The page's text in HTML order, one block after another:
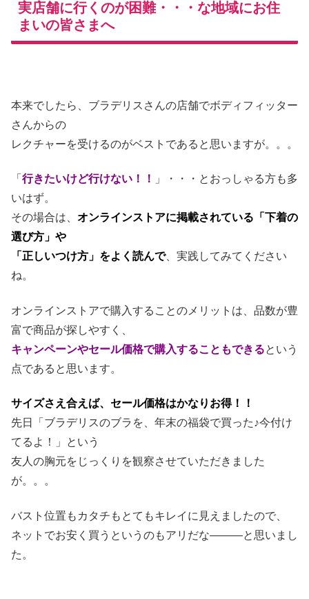
実店舗に行くのが困難・・・な地域にお住
まいの皆さまへ
本来でしたら、ブラデリスさんの店舗でボディフィッター
さんからの
レクチャーを受けるのがベストであると思いますが。。。
「 行きたいけど行けない！！
」・・・とおっしゃる方も多
いはず。
その場合は、 オンラインストアに掲載されている「下着の
選び方」や
「正しいつけ方」をよく読んで、実践してみてください
ね。
オンラインストアで購入することのメリットは、品数が豊
富で商品が探しやすく、
キャンペーンやセール価格で購入することもできるという
点であると思います。
サイズさえ合えば、セール価格はかなりお得！！
先日「ブラデリスのブラを、年末の福袋で買った♪今付け
てるよ！」という
友人の胸元をじっくりを観察させていただきました
が。。。
バスト位置もカタチもとてもキレイに見えましたので、
ネットでお安く買うというのもアリだな―――と思いまし
た。